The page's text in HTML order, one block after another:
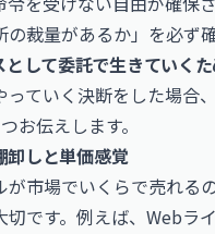
の裁量があるか」を必ず
として委託で生きていく
っていく決断をした場合
お伝えします。
卸しと単価感覚
が市場でいくらで売れる
切です。例えば、Webラ